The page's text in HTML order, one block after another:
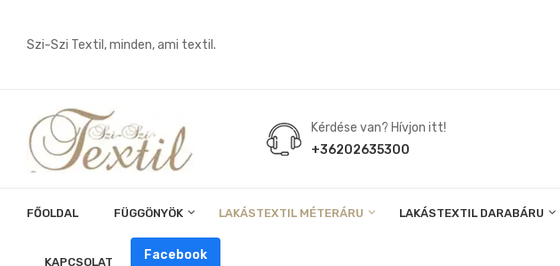
Szi-Szi Textil, minden, ami textil.
Kérdése van? Hívjon itt!
+36202635300
FŐOLDAL FÜGGÖNYÖK LAKÁSTEXTIL MÉTERÁRU LAKÁSTEXTIL DARABÁRU
KAPCSOLAT Facebook